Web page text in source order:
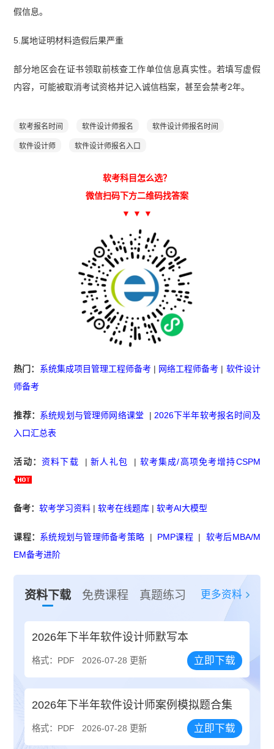
假信息。
5.属地证明材料造假后果严重
部分地区会在证书领取前核查工作单位信息真实性。若填写虚假
内容，可能被取消考试资格并记入诚信档案，甚至会禁考2年。
软考报名时间 软件设计师报名 软件设计师报名时间
软件设计师 软件设计师报名入口
软考科目怎么选？
微信扫码下方二维码找答案
▼ ▼ ▼
热门： 系统集成项目管理工程师备考 | 网络工程师备考 | 软件设计
师备考
推荐： 系统规划与管理师网络课堂 | 2026下半年软考报名时间及
入口汇总表
活动： 资料下载 |新人礼包 | 软考集成/高项免考增持CSPM
备考：软考学习资料 |软考在线题库 |软考AI大模型
课程： 系统规划与管理师备考策略 | PMP课程| 软考后MBA/M
EM备考进阶
资料下载 免费课程 真题练习 更多资料
2026年下半年软件设计师默写本
格式：PDF 2026-07-28 更新 立即下载
2026年下半年软件设计师案例模拟题合集
格式：PDF 2026-07-28 更新 立即下载